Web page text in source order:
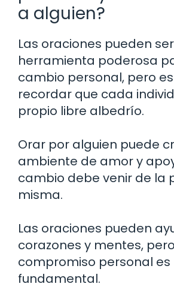
a alguien?
Las oraciones pueden
herramienta poderosa
cambio personal, pero
recordar que cada
propio libre albedrío.
Orar por alguien puede
ambiente de amor y
cambio debe venir de la
misma.
Las oraciones pueden
corazones y mentes,
compromiso personal es
fundamental.